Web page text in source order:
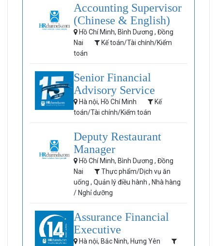
Accounting Supervisor
(Chinese & English)
Hồ Chí Minh, Bình Dương , Đồng
Nai
Kế toán/Tài chính/Kiểm
toán
Senior Financial
Advisory Service
Hà nội, Hồ Chí Minh
Kế
toán/Tài chính/Kiểm toán
Deputy Restaurant
Manager
Hồ Chí Minh, Bình Dương , Đồng
Nai
Thực phẩm/Dịch vụ ăn
uống , Quản lý điều hành , Nhà hàng
/ Nghỉ dưỡng
Assurance Financial
Executive
Hà nội, Bắc Ninh, Hưng Yên